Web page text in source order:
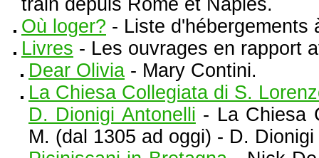
train depuis Rome et Naples.
Où loger? - Liste d'hébergements
Livres - Les ouvrages en rapport
Dear Olivia - Mary Contini.
La Chiesa Collegiata di S.
D. Dionigi Antonelli - La Chiesa
M. (dal 1305 ad oggi) - D.